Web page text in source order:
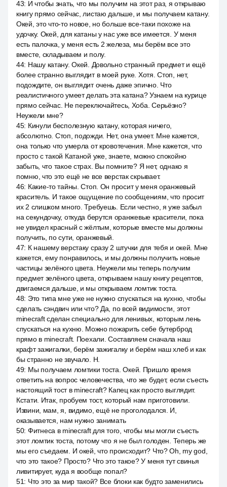
43: И чтобы знать, что мы получим на этот раз, я открываю
книгу прямо сейчас, листаю дальше, и мы получаем катану.
Окей, это что-то новое, но больше все-таки похоже на
удочку. Окей, для катаны у нас уже все имеется. У меня
есть палочка, у меня есть 2 железа, мы берём все это
вместе, складываем и полу.
44: Нашу катану. Окей. Довольно странный предмет и ещё
более странно выглядит в моей руке. Хотя. Стоп, нет,
подождите, он выглядит очень даже эпично. Что
реалистичного умеет делать эта катана? Узнаем на курице
прямо сейчас. Не переключайтесь, Хоба. Серьёзно?
Неужели мне?
45: Кинули бесполезную катану, которая ничего,
абсолютно. Стоп, подожди. Нет, она умеет. Мне кажется,
она только что умерла от кровотечения. Мне кажется, что
просто с такой Катаной уже, знаете, можно спокойно
забыть, что такое страх. Вы помните? Я нет, однако я
помню, что это ещё не все верстак скрывает.
46: Какие-то тайны. Стоп. Он просит у меня оранжевый
краситель. И такое ощущение по сообщениям, что просит
их 2 слишком много. Требуешь. Если честно, я уже забыл
на секундочку, откуда берутся оранжевые красители, пока
не увидел красный с жёлтым, которые вместе мы должны
получить, по сути, оранжевый.
47: К нашему верстаку сразу 2 штучки для тебя и окей. Мне
кажется, ему понравилось, и мы должны получить новые
частицы зелёного цвета. Неужели мы теперь получим
предмет зелёного цвета, открываем нашу книгу рецептов,
двигаемся дальше, и мы открываем ломтик тоста.
48: Это типа мне уже не нужно спускаться на кухню, чтобы
сделать сэндвич или что? Да, по всей видимости, этот
minecraft сделан специально для ленивых, которым лень
спускаться на кухню. Можно пожарить себе бутерброд
прямо в minecraft. Поехали. Составляем сначала наш
крафт зажигалки, берём зажигалку и берём наш хлеб и как
бы странно не звучало. Н.
49: Мы получаем ломтики тоста. Окей. Пришло время
ответить на вопрос человечества, что же будет, если съесть
настоящий тост в minecraft? Капец как просто выглядит.
Кстати. Итак, пробуем тост, который нам приготовили.
Извини, мам, я, видимо, ещё не проголодался. И,
оказывается, нам нужно занимать
50: Фитнеса в minecraft для того, чтобы мы могли съесть
этот ломтик тоста, потому что я не был голоден. Теперь же
мы его съедаем. И окей, что происходит? Что? Oh, my god,
что это такое? Просто? Что это такое? У меня тут свинья
ливитирует, куда я вообще попал?
51: Что это за мир такой? Все блоки как будто заменились